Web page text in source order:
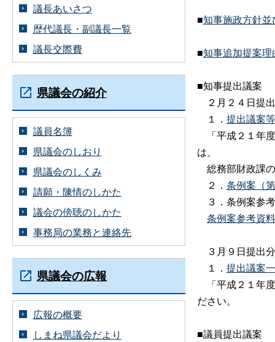
■知事施政方針
■知事追加提案
■知事提出議案
２月２４日提
１． 提出議案
「平成２１年
は、
総務部財政課
２． 条例案（
３．条例案参
条例案参考資
３月９日提出分
１． 提出議案
「平成２１年
ださい。
■議員提出議案
議長あいさつ
歴代議長・副議長一覧
議長交際費
県議会の紹介
議員名簿
県議会のしおり
県議会のしくみ
請願・陳情のしかた
議会の傍聴のしかた
事務局の業務と連絡先
県議会の広報
広報の概要
しまね県議会だより